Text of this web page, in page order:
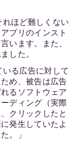
ほど難しくない
プリのインスト
います。また、
した。
いる広告に対して
め、被告は広告
るソフトウェア
ディング（実際
クリックしたと
発生していたよ
。」